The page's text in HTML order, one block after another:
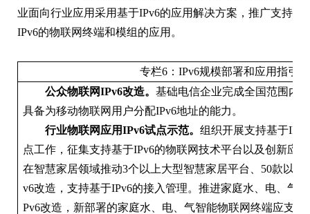
业面向行业应用采用基于IPv6的应用解决方案，推广支持
IPv6的物联网终端和模组的应用。
专栏6：IPv6规模部署和应用指引
公众物联网IPv6改造。 基础电信企业完成全国范围内
具备为移动物联网用户分配IPv6地址的能力。
行业物联网应用IPv6试点示范。 组织开展支持基于
点工作，征集支持基于IPv6的物联网技术平台以及创新应
在智慧家居领域推动3个以上大型智慧家居平台、50款以上
v6改造，支持基于IPv6的接入管理。推进家庭水、电、气
Pv6改造，新部署的家庭水、电、气智能物联网终端应支持